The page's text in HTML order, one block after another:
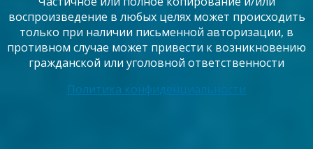
воспроизведение в любых целях может происходить
только при наличии письменной авторизации, в
противном случае может привести к возникновению
гражданской или уголовной ответственности
Политика конфиденциальности